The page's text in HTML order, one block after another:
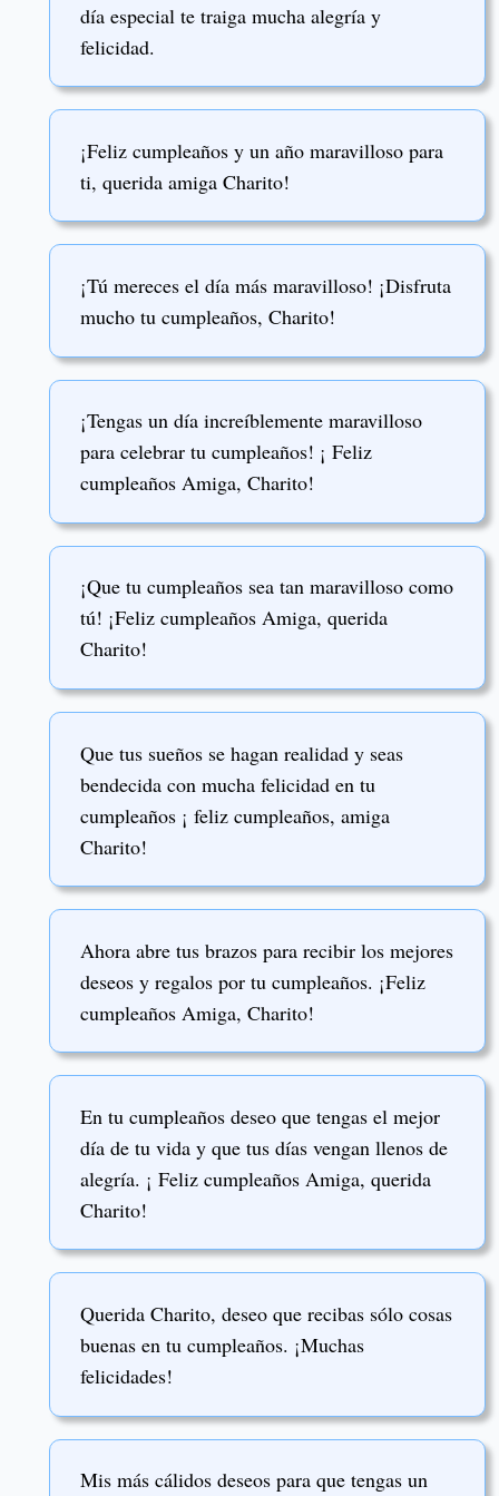
día especial te traiga mucha alegría y
felicidad.
¡Feliz cumpleaños y un año maravilloso para
ti, querida amiga Charito!
¡Tú mereces el día más maravilloso! ¡Disfruta
mucho tu cumpleaños, Charito!
¡Tengas un día increíblemente maravilloso
para celebrar tu cumpleaños! ¡ Feliz
cumpleaños Amiga, Charito!
¡Que tu cumpleaños sea tan maravilloso como
tú! ¡Feliz cumpleaños Amiga, querida
Charito!
Que tus sueños se hagan realidad y seas
bendecida con mucha felicidad en tu
cumpleaños ¡ feliz cumpleaños, amiga
Charito!
Ahora abre tus brazos para recibir los mejores
deseos y regalos por tu cumpleaños. ¡Feliz
cumpleaños Amiga, Charito!
En tu cumpleaños deseo que tengas el mejor
día de tu vida y que tus días vengan llenos de
alegría. ¡ Feliz cumpleaños Amiga, querida
Charito!
Querida Charito, deseo que recibas sólo cosas
buenas en tu cumpleaños. ¡Muchas
felicidades!
Mis más cálidos deseos para que tengas un